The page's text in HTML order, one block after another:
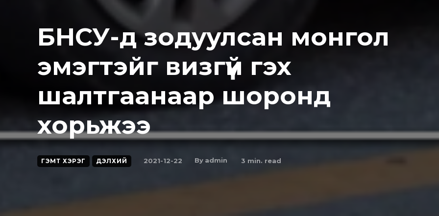
БНСУ-д зодуулсан монгол
эмэгтэйг визгүй гэх
шалтгаанаар шоронд
хорьжээ
ГЭМТ ХЭРЭГ ДЭЛХИЙ 2021-12-22 By admin 3 min. read